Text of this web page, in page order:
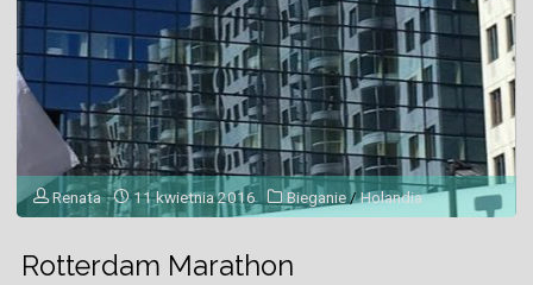
Renata 11 kwietnia 2016 Bieganie /Holandia
Rotterdam Marathon